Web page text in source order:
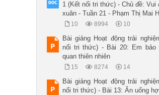
1 (Kết nối tri thức) - Chủ đề: Vui
xuân - Tuần 21 - Phạm Thị Mai
10 8994 10
Bài giảng Hoạt động trải
nối tri thức) - Bài 20: Em bảo
quan thiên nhiên
15 8274 14
Bài giảng Hoạt động trải
nối tri thức) - Bài 13: Ăn uống